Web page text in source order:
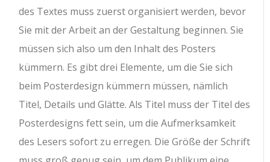
des Textes muss zuerst organisiert werden, bevor
Sie mit der Arbeit an der Gestaltung beginnen. Sie
müssen sich also um den Inhalt des Posters
kümmern. Es gibt drei Elemente, um die Sie sich
beim Posterdesign kümmern müssen, nämlich
Titel, Details und Glätte. Als Titel muss der Titel des
Posterdesigns fett sein, um die Aufmerksamkeit
des Lesers sofort zu erregen. Die Größe der Schrift